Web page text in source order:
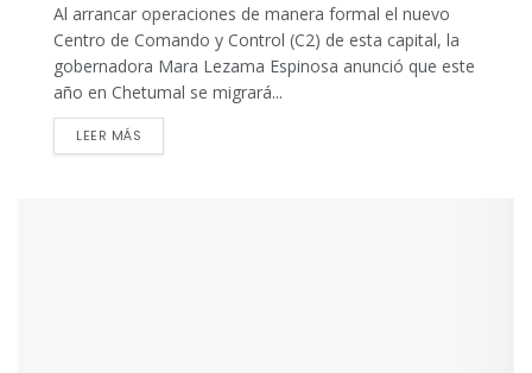
Al arrancar operaciones de manera formal el nuevo
Centro de Comando y Control (C2) de esta capital, la
gobernadora Mara Lezama Espinosa anunció que este
año en Chetumal se migrará...
LEER MÁS